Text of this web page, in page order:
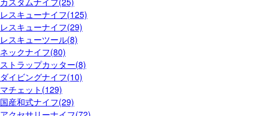
レスキューナイフ(125)
レスキューナイフ(29)
レスキューツール(8)
ネックナイフ(80)
ストラップカッター(8)
ダイビングナイフ(10)
マチェット(129)
国産和式ナイフ(29)